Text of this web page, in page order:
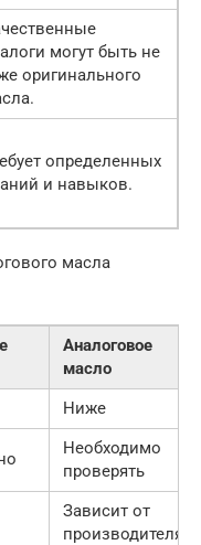
могут быть не
оригинального
определенных
и навыков.
масла
Аналоговое
масло
Ниже
Необходимо
проверять
Зависит от
производителя